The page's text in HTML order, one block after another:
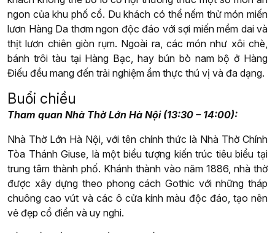
ngon của khu phố cổ. Du khách có thể nếm thử món miến
lươn Hàng Da thơm ngon độc đáo với sợi miến mềm dai và
thịt lươn chiên giòn rụm. Ngoài ra, các món như xôi chè,
bánh trôi tàu tại Hàng Bạc, hay bún bò nam bộ ở Hàng
Điếu đều mang đến trải nghiệm ẩm thực thú vị và đa dạng.
Buổi chiều
Tham quan Nhà Thờ Lớn Hà Nội (13:30 – 14:00):
Nhà Thờ Lớn Hà Nội, với tên chính thức là Nhà Thờ Chính
Tòa Thánh Giuse, là một biểu tượng kiến trúc tiêu biểu tại
trung tâm thành phố. Khánh thành vào năm 1886, nhà thờ
được xây dựng theo phong cách Gothic với những tháp
chuông cao vút và các ô cửa kính màu độc đáo, tạo nên
vẻ đẹp cổ điển và uy nghi.